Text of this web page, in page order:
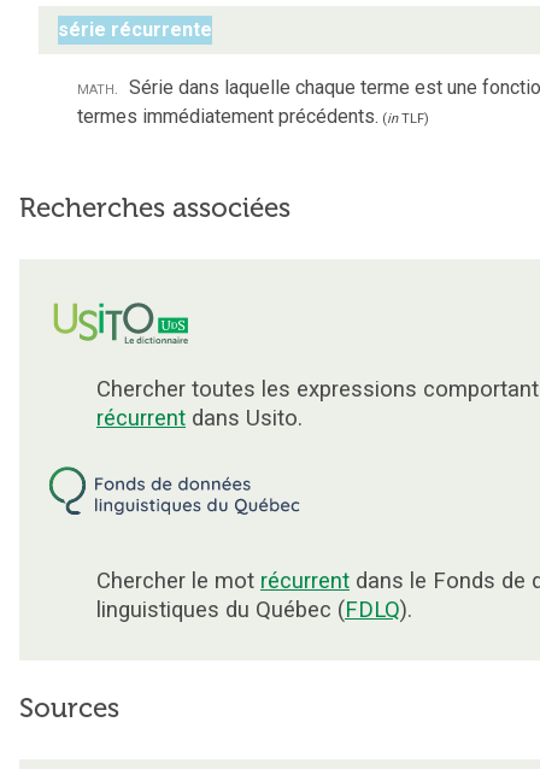
série récurrente
math. Série dans laquelle chaque terme est une
termes immédiatement précédents. (inTLF)
Recherches associées
Chercher toutes les expressions
récurrent dans Usito.
Chercher le mot récurrent dans le Fonds de
linguistiques du Québec (FDLQ).
Sources